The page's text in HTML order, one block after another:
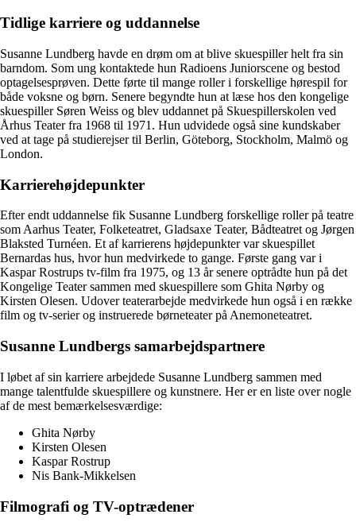
Tidlige karriere og uddannelse
Susanne Lundberg havde en drøm om at blive skuespiller helt fra sin
barndom. Som ung kontaktede hun Radioens Juniorscene og bestod
optagelsesprøven. Dette førte til mange roller i forskellige hørespil for
både voksne og børn. Senere begyndte hun at læse hos den kongelige
skuespiller Søren Weiss og blev uddannet på Skuespillerskolen ved
Århus Teater fra 1968 til 1971. Hun udvidede også sine kundskaber
ved at tage på studierejser til Berlin, Göteborg, Stockholm, Malmö og
London.
Karrierehøjdepunkter
Efter endt uddannelse fik Susanne Lundberg forskellige roller på teatre
som Aarhus Teater, Folketeatret, Gladsaxe Teater, Bådteatret og Jørgen
Blaksted Turnéen. Et af karrierens højdepunkter var skuespillet
Bernardas hus, hvor hun medvirkede to gange. Første gang var i
Kaspar Rostrups tv-film fra 1975, og 13 år senere optrådte hun på det
Kongelige Teater sammen med skuespillere som Ghita Nørby og
Kirsten Olesen. Udover teaterarbejde medvirkede hun også i en række
film og tv-serier og instruerede børneteater på Anemoneteatret.
Susanne Lundbergs samarbejdspartnere
I løbet af sin karriere arbejdede Susanne Lundberg sammen med
mange talentfulde skuespillere og kunstnere. Her er en liste over nogle
af de mest bemærkelsesværdige:
Ghita Nørby
Kirsten Olesen
Kaspar Rostrup
Nis Bank-Mikkelsen
Filmografi og TV-optrædener